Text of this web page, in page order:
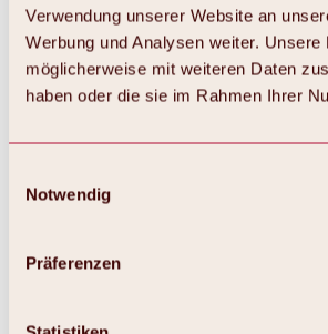
Verwendung unserer Website an
Werbung und Analysen weiter.
möglicherweise mit weiteren Daten
haben oder die sie im Rahmen Ihrer
Notwendig
Präferenzen